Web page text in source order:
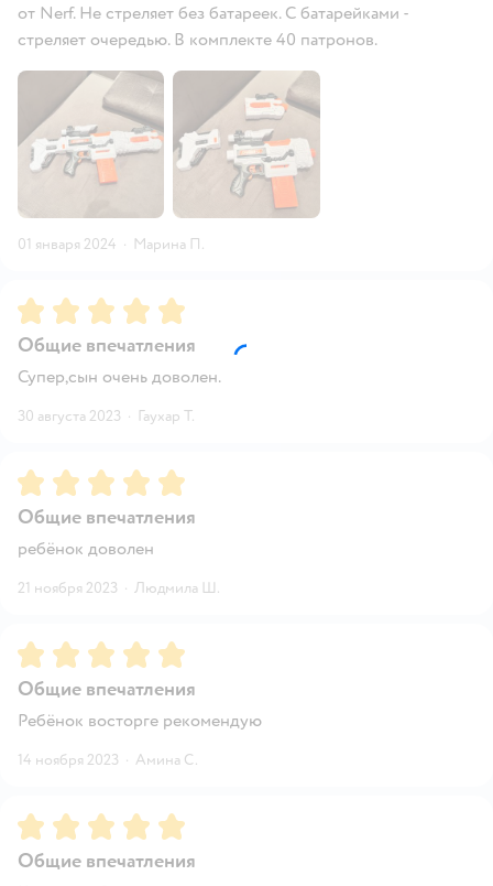
от Nerf. Не стреляет без батареек. С батарейками -
стреляет очередью. В комплекте 40 патронов.
01 января 2024 · Марина П.
Рейтинг:5
Общие впечатления
Супер,сын очень доволен.
30 августа 2023 · Гаухар Т.
Рейтинг:5
Общие впечатления
ребёнок доволен
21 ноября 2023 · Людмила Ш.
Рейтинг:5
Общие впечатления
Ребёнок восторге рекомендую
14 ноября 2023 · Амина С.
Рейтинг:5
Общие впечатления